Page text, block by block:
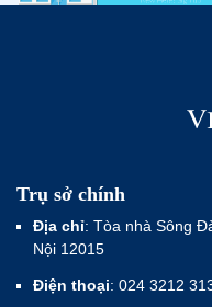
Trụ sở chính
Địa chỉ: Tòa nhà Sông
Nội 12015
Điện thoại: 024 3212